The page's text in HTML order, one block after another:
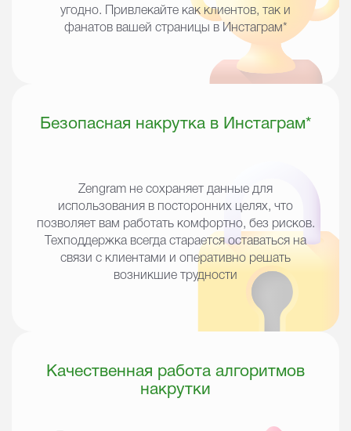
угодно. Привлекайте как клиентов, так и
фанатов вашей страницы в Инстаграм*
Безопасная накрутка в Инстаграм*
Zengram не сохраняет данные для
использования в посторонних целях, что
позволяет вам работать комфортно, без рисков.
Техподдержка всегда старается оставаться на
связи с клиентами и оперативно решать
возникшие трудности
Качественная работа алгоритмов
накрутки